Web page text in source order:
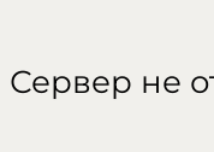
Сервер не